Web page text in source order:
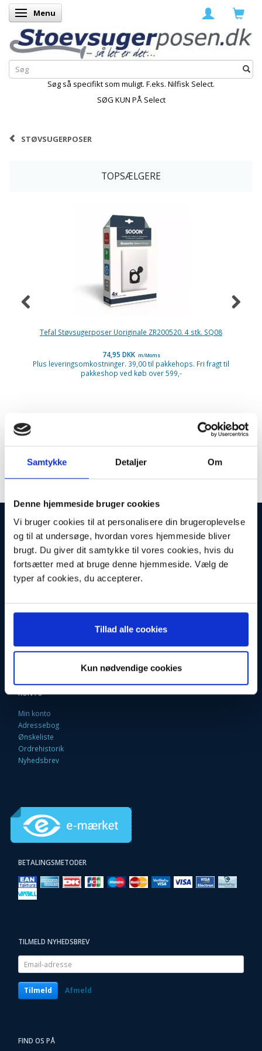
Samtykke Detaljer Om
Denne hjemmeside bruger cookies
Vi bruger cookies til at personalisere din brugeroplevelse
og til at undersøge, hvordan vores hjemmeside bliver
brugt. Du giver dit samtykke til vores cookies, hvis du
fortsætter med at bruge denne hjemmeside. Vælg de
typer af cookies, du accepterer.
Tillad alle cookies
Kun nødvendige cookies
Skifte navigation
Menu
Søg så specifikt som muligt. F.eks. Nilfisk Select.
SØG KUN PÅ Select
STØVSUGERPOSER
TOPSÆLGERE
Tefal Støvsugerposer Uoriginale ZR200520. 4 stk. SQ08
74,95 DKK m/Moms
Plus leveringsomkostninger. 39,00 til pakkehops. Fri fragt til
pakkeshop ved køb over 599,-
First Line
INFORMATIONER
Fortrydelsesret
Firma profil
Kontakt os
Betingelser & Vilkår
Loyalitetsrabat. Rabat til faste kunder
Oversigt
Fragt og Levering
9 Gode grunde til at handle her
Fortryd købet
KONTO
Min konto
Adressebog
Ønskeliste
Ordrehistorik
Nyhedsbrev
BETALINGSMETODER
TILMELD NYHEDSBREV
Email-
adresse
Tilmeld Afmeld
FIND OS PÅ